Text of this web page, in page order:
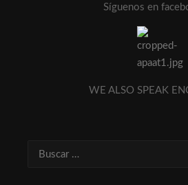
Síguenos en
WE ALSO SPEAK